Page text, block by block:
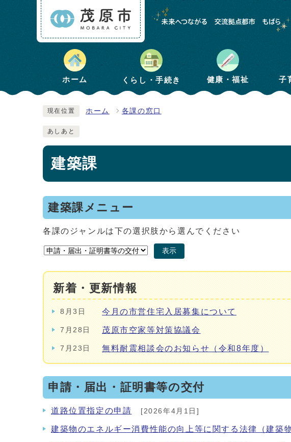
ホーム くらし・手続き 健康・福祉 子
現在位置 ホーム 各課の窓口
あしあと
建築課
建築課メニュー
各課のジャンルは下の選択肢から選んでください
表示
新着・更新情報
8月3日 今月の市営住宅入居募集について
7月28日 茂原市空家等対策協議会
7月23日 無料耐震相談会のお知らせ（令和8年度）
申請・届出・証明書等の交付
道路位置指定の申請 [2026年4月1日]
建築物のエネルギー消費性能の向上等に関する法律（建築